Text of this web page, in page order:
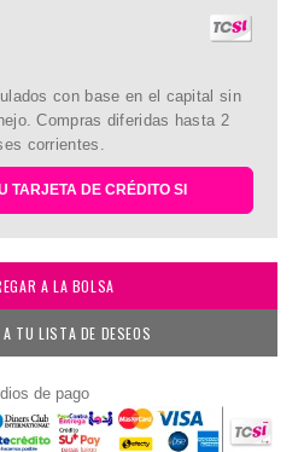
con base en el capital sin
Compras diferidas hasta 2
corrientes.
TARJETA DE CRÉDITO SI
A LA BOLSA
A TU LISTA DE DESEOS
de pago